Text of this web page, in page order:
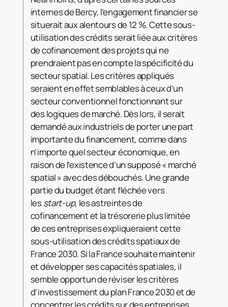
internes de Bercy, l’engagement financier se
situerait aux alentours de 12 %. Cette sous-
utilisation des crédits serait liée aux critères
de cofinancement des projets qui ne
prendraient pas en compte la spécificité du
secteur spatial. Les critères appliqués
seraient en effet semblables à ceux d’un
secteur conventionnel fonctionnant sur
des logiques de marché. Dès lors, il serait
demandé aux industriels de porter une part
importante du financement, comme dans
n’importe quel secteur économique, en
raison de l’existence d’un supposé « marché
spatial » avec des débouchés. Une grande
partie du budget étant fléchée vers
lesstart-up, les astreintes de
cofinancement et la trésorerie plus limitée
de ces entreprises expliqueraient cette
sous-utilisation des crédits spatiaux de
France 2030. Si la France souhaite maintenir
et développer ses capacités spatiales, il
semble opportun de réviser les critères
d’investissement du plan France 2030 et de